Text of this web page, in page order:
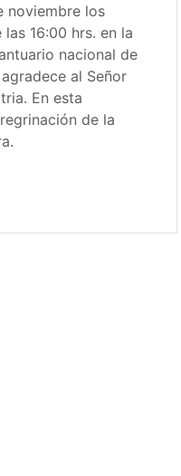
noviembre los
16:00 hrs. en la
nacional de
al Señor
En esta
de la